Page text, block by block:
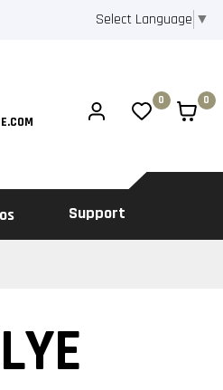
Select Language ▼
0 0
Support